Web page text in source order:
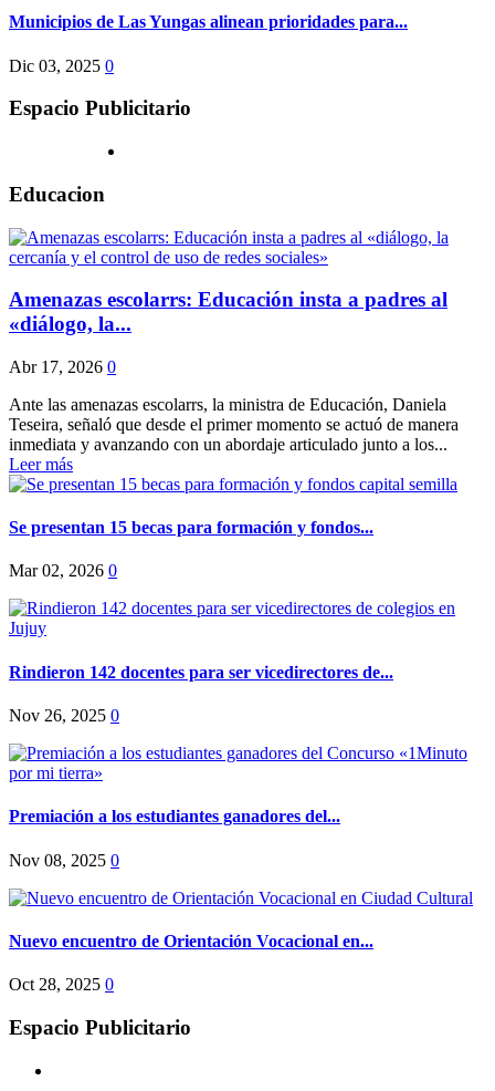
Municipios de Las Yungas alinean prioridades para...
Dic 03, 2025 0
Espacio Publicitario
Educacion
Amenazas escolarrs: Educación insta a padres al
«diálogo, la...
Abr 17, 2026 0
Ante las amenazas escolarrs, la ministra de Educación, Daniela
Teseira, señaló que desde el primer momento se actuó de manera
inmediata y avanzando con un abordaje articulado junto a los...
Leer más
Se presentan 15 becas para formación y fondos...
Mar 02, 2026 0
Rindieron 142 docentes para ser vicedirectores de...
Nov 26, 2025 0
Premiación a los estudiantes ganadores del...
Nov 08, 2025 0
Nuevo encuentro de Orientación Vocacional en...
Oct 28, 2025 0
Espacio Publicitario